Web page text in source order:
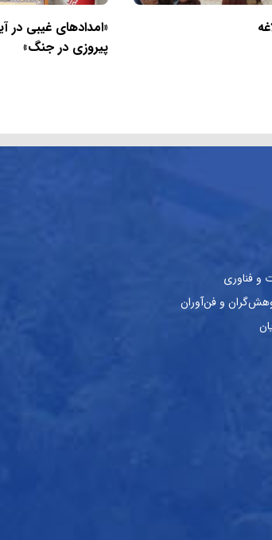
«امدادهای غیبی در
پیروزی در جنگ»
و فناوری
و فن‌آوران